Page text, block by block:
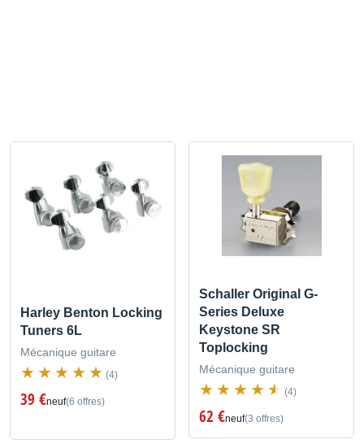
Harley Benton Locking
Tuners 6L
Mécanique guitare
(4)
39 €neuf(6 offres)
Schaller Original G-
Series Deluxe
Keystone SR
Toplocking
Mécanique guitare
(4)
62 €neuf(3 offres)